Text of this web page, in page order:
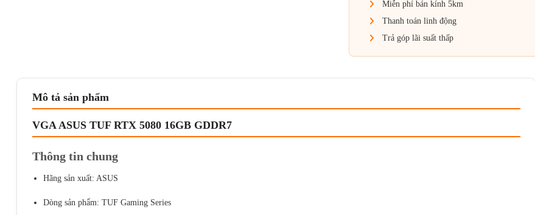
Miễn phí bán kính 5km
Thanh toán linh động
Trả góp lãi suất thấp
Mô tả sản phẩm
VGA ASUS TUF RTX 5080 16GB GDDR7
Thông tin chung
Hãng sản xuất: ASUS
Dòng sản phẩm: TUF Gaming Series